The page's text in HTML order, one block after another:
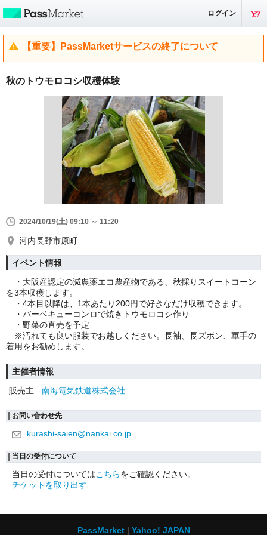
ログイン
【重要】PassMarketサービスの終了について
秋のトウモロコシ収穫体験
2024/10/19(土) 09:10 ～ 11:20
河内長野市原町
イベント情報
・大阪産認定の減農薬エコ農産物である、秋採りスイートコーン
を3本収穫します。
・ 4本目以降は、 1本あたり 200円で好きなだけ収穫できます。
・バーベキューコンロで焼きトウモロコシ作り
・野菜の直売を予定
※汚れても良い服装でお越しください。長袖、長ズボン、軍手の
着用をお勧めします。
主催者情報
販売主
南海電気鉄道株式会社
お問い合わせ先
kurashi-saien@nankai.co.jp
当日の受付について
当日の受付についてはこちらをご確認ください。
チケットを取り出す
PassMarket Yahoo! JAPAN